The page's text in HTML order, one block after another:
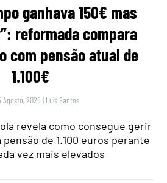
ganhava 150€ mas
reformada compara
com pensão atual de
1.100€
Agosto, 2026 | Luís Santos
revela como consegue gerir
de 1.100 euros perante
vez mais elevados